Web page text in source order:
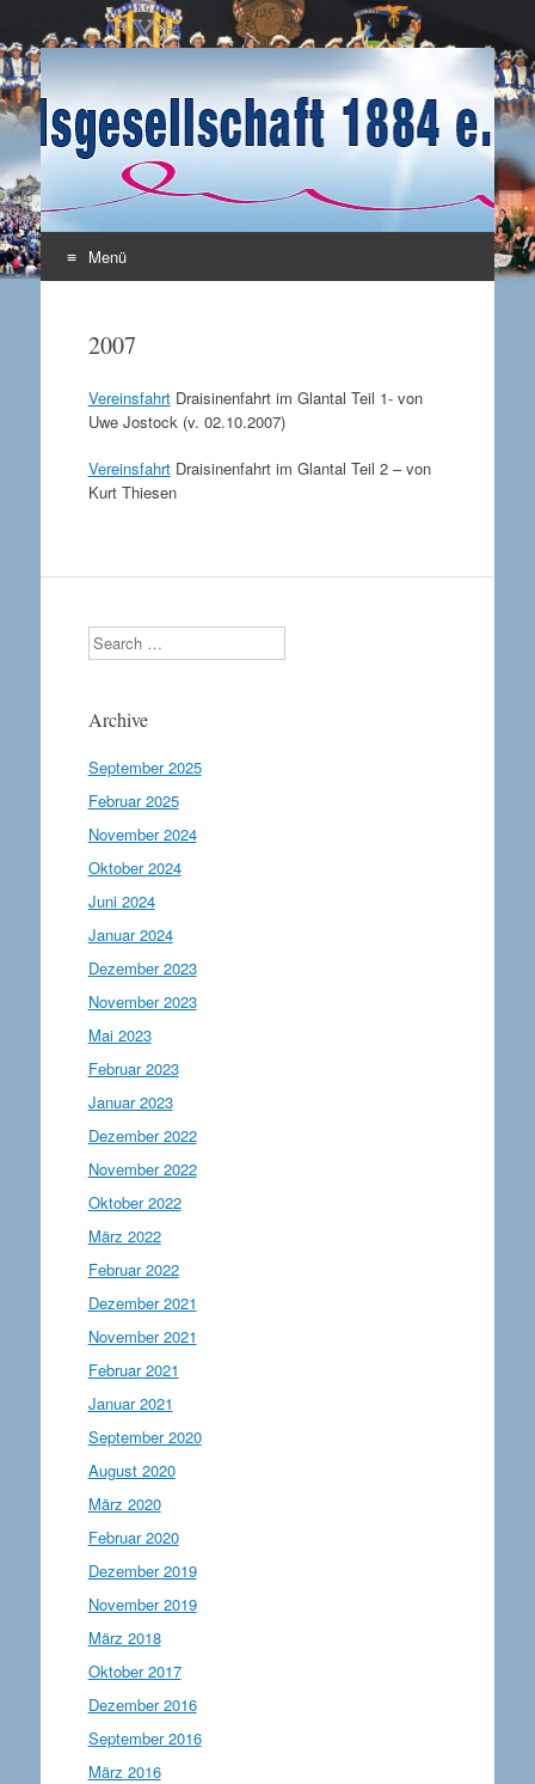
Karnevalsgesellschaft
1884 e.V.
Enkirch / Mosel
Menü
2007
VereinsfahrtDraisinenfahrt im Glantal Teil 1- von
Uwe Jostock (v. 02.10.2007)
VereinsfahrtDraisinenfahrt im Glantal Teil 2 – von
Kurt Thiesen
Search
Archive
September 2025
Februar 2025
November 2024
Oktober 2024
Juni 2024
Januar 2024
Dezember 2023
November 2023
Mai 2023
Februar 2023
Januar 2023
Dezember 2022
November 2022
Oktober 2022
März 2022
Februar 2022
Dezember 2021
November 2021
Februar 2021
Januar 2021
September 2020
August 2020
März 2020
Februar 2020
Dezember 2019
November 2019
März 2018
Oktober 2017
Dezember 2016
September 2016
März 2016